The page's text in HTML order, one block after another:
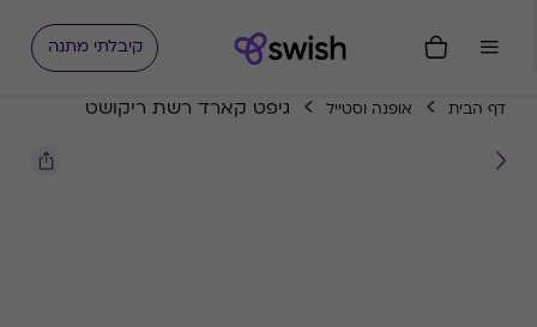
קיבלתי מתנה
דף הבית אופנה וסטייל גיפט קארד רשת ריקושט